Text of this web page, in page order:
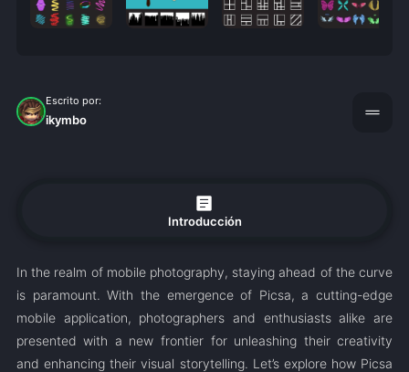
Escrito por:
ikymbo drag_handle
article
Introducción
In the realm of mobile photography, staying ahead of the curve
is paramount. With the emergence of Picsa, a cutting-edge
mobile application, photographers and enthusiasts alike are
presented with a new frontier for unleashing their creativity
and enhancing their visual storytelling. Let’s explore how Picsa